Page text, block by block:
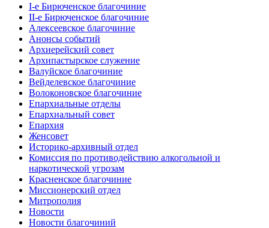
I-е Бирюченское благочиние
II-е Бирюченское благочиние
Алексеевское благочиние
Анонсы событий
Архиерейский совет
Архипастырское служение
Валуйское благочиние
Вейделевское благочиние
Волоконовское благочиние
Епархиальные отделы
Епархиальный совет
Епархия
Женсовет
Историко-архивный отдел
Комиссия по противодействию алкогольной и
наркотической угрозам
Красненское благочиние
Миссионерский отдел
Митрополия
Новости
Новости благочиний